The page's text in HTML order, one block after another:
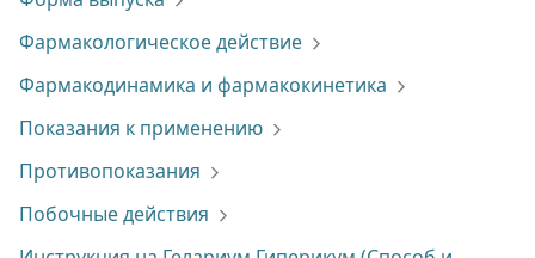
Фармакологическое действие
Фармакодинамика и фармакокинетика
Показания к применению
Противопоказания
Побочные действия